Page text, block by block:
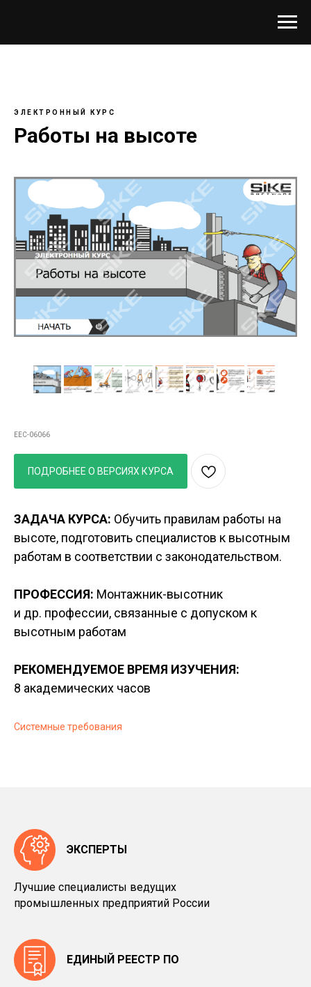
ЭЛЕКТРОННЫЙ КУРС
Работы на высоте
EEC-06066
ПОДРОБНЕЕ О ВЕРСИЯХ КУРСА
ЗАДАЧА КУРСА: Обучить правилам работы на
высоте, подготовить специалистов к высотным
работам в соответствии с законодательством.
ПРОФЕССИЯ: Монтажник-высотник
и др. профессии, связанные с допуском к
высотным работам
РЕКОМЕНДУЕМОЕ ВРЕМЯ ИЗУЧЕНИЯ:
8 академических часов
Системные требования
ЭКСПЕРТЫ
Лучшие специалисты ведущих
промышленных предприятий России
ЕДИНЫЙ РЕЕСТР ПО